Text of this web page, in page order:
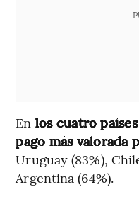
En los cuatro
pago más valorada
Uruguay (83%),
Argentina (64%).